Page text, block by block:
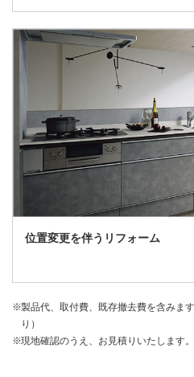
位置変更を伴うリフォーム
製品代、取付費、既存撤去費を含みま
り）
現地確認のうえ、お見積りいたします